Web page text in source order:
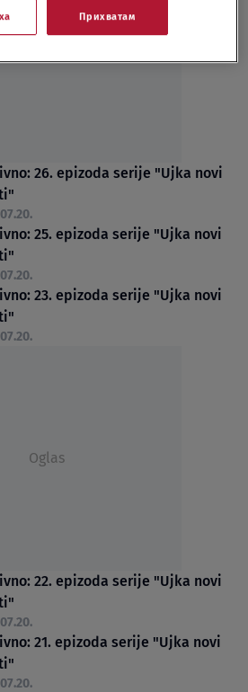
26. epizoda serije "Ujka novi
25. epizoda serije "Ujka novi
23. epizoda serije "Ujka novi
Oglas
22. epizoda serije "Ujka novi
21. epizoda serije "Ujka novi
Прихватам